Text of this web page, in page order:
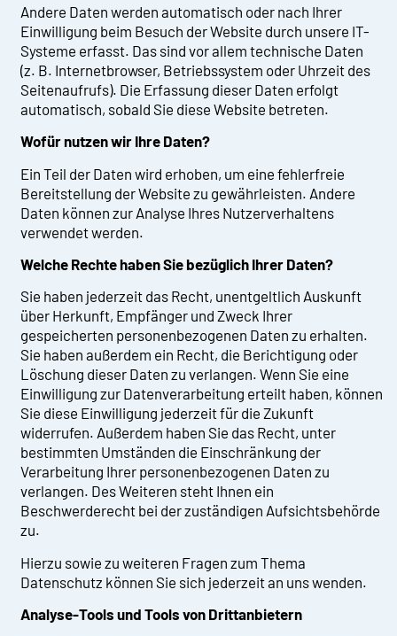
Andere Daten werden automatisch oder nach Ihrer
Einwilligung beim Besuch der Website durch unsere IT-
Systeme erfasst. Das sind vor allem technische Daten
(z. B. Internetbrowser, Betriebssystem oder Uhrzeit des
Seitenaufrufs). Die Erfassung dieser Daten erfolgt
automatisch, sobald Sie diese Website betreten.
Wofür nutzen wir Ihre Daten?
Ein Teil der Daten wird erhoben, um eine fehlerfreie
Bereitstellung der Website zu gewährleisten. Andere
Daten können zur Analyse Ihres Nutzerverhaltens
verwendet werden.
Welche Rechte haben Sie bezüglich Ihrer Daten?
Sie haben jederzeit das Recht, unentgeltlich Auskunft
über Herkunft, Empfänger und Zweck Ihrer
gespeicherten personenbezogenen Daten zu erhalten.
Sie haben außerdem ein Recht, die Berichtigung oder
Löschung dieser Daten zu verlangen. Wenn Sie eine
Einwilligung zur Datenverarbeitung erteilt haben, können
Sie diese Einwilligung jederzeit für die Zukunft
widerrufen. Außerdem haben Sie das Recht, unter
bestimmten Umständen die Einschränkung der
Verarbeitung Ihrer personenbezogenen Daten zu
verlangen. Des Weiteren steht Ihnen ein
Beschwerderecht bei der zuständigen Aufsichtsbehörde
zu.
Hierzu sowie zu weiteren Fragen zum Thema
Datenschutz können Sie sich jederzeit an uns wenden.
Analyse-Tools und Tools von Dritt­anbietern